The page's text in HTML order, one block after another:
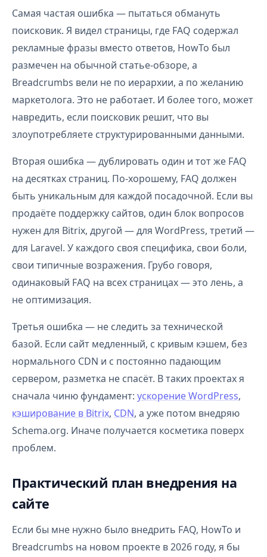
Самая частая ошибка — пытаться обмануть
поисковик. Я видел страницы, где FAQ содержал
рекламные фразы вместо ответов, HowTo был
размечен на обычной статье-обзоре, а
Breadcrumbs вели не по иерархии, а по желанию
маркетолога. Это не работает. И более того, может
навредить, если поисковик решит, что вы
злоупотребляете структурированными данными.
Вторая ошибка — дублировать один и тот же FAQ
на десятках страниц. По-хорошему, FAQ должен
быть уникальным для каждой посадочной. Если вы
продаёте поддержку сайтов, один блок вопросов
нужен для Bitrix, другой — для WordPress, третий —
для Laravel. У каждого своя специфика, свои боли,
свои типичные возражения. Грубо говоря,
одинаковый FAQ на всех страницах — это лень, а
не оптимизация.
Третья ошибка — не следить за технической
базой. Если сайт медленный, с кривым кэшем, без
нормального CDN и с постоянно падающим
сервером, разметка не спасёт. В таких проектах я
сначала чиню фундамент: ускорение WordPress,
кэширование в Bitrix, CDN, а уже потом внедряю
Schema.org. Иначе получается косметика поверх
проблем.
Практический план внедрения на
сайте
Если бы мне нужно было внедрить FAQ, HowTo и
Breadcrumbs на новом проекте в 2026 году, я бы